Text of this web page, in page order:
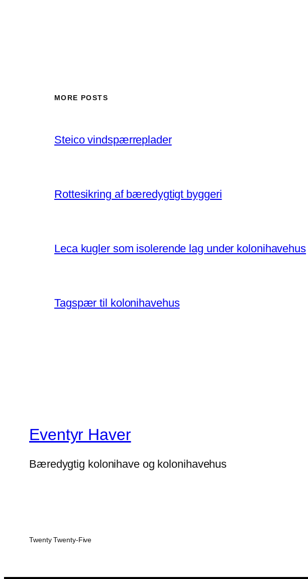
MORE POSTS
Steico vindspærreplader
Rottesikring af bæredygtigt byggeri
Leca kugler som isolerende lag under kolonihavehus
Tagspær til kolonihavehus
Eventyr Haver
Bæredygtig kolonihave og kolonihavehus
Twenty Twenty-Five